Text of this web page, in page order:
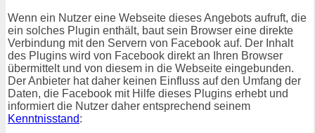
Wenn ein Nutzer eine Webseite dieses Angebots aufruft, die
ein solches Plugin enthält, baut sein Browser eine direkte
Verbindung mit den Servern von Facebook auf. Der Inhalt
des Plugins wird von Facebook direkt an Ihren Browser
übermittelt und von diesem in die Webseite eingebunden.
Der Anbieter hat daher keinen Einfluss auf den Umfang der
Daten, die Facebook mit Hilfe dieses Plugins erhebt und
informiert die Nutzer daher entsprechend seinem
Kenntnisstand: